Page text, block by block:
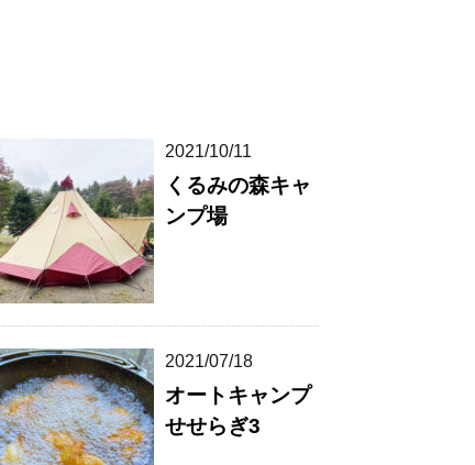
2021/10/11
くるみの森キャ
ンプ場
2021/07/18
オートキャンプ
せせらぎ3